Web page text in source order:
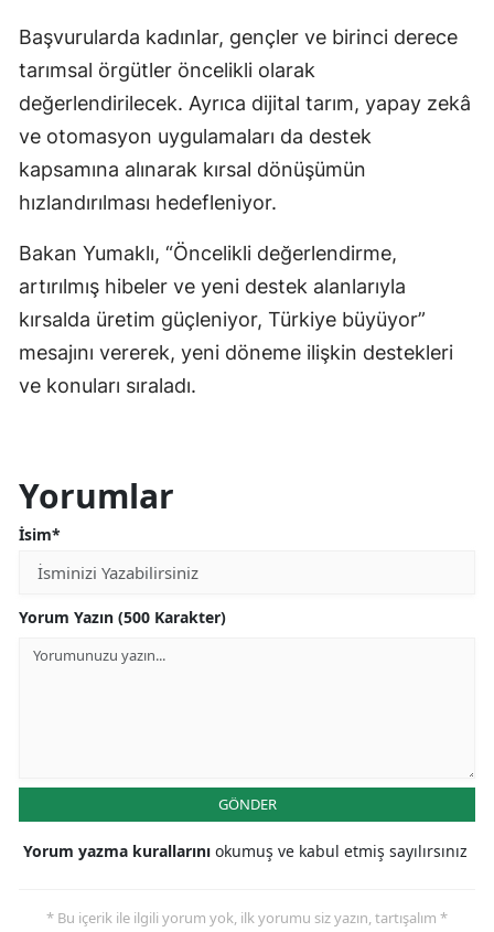
Başvurularda kadınlar, gençler ve birinci derece
tarımsal örgütler öncelikli olarak
değerlendirilecek. Ayrıca dijital tarım, yapay zekâ
ve otomasyon uygulamaları da destek
kapsamına alınarak kırsal dönüşümün
hızlandırılması hedefleniyor.
Bakan Yumaklı, “Öncelikli değerlendirme,
artırılmış hibeler ve yeni destek alanlarıyla
kırsalda üretim güçleniyor, Türkiye büyüyor”
mesajını vererek, yeni döneme ilişkin destekleri
ve konuları sıraladı.
Yorumlar
İsim*
Yorum Yazın (500 Karakter)
GÖNDER
Yorum yazma kurallarını okumuş ve kabul etmiş sayılırsınız
* Bu içerik ile ilgili yorum yok, ilk yorumu siz yazın, tartışalım *